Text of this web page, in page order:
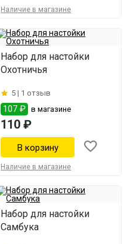
Наличие в магазине
Набор для настойки
Охотничья
5 | 1 отзыв
107 ₽ в магазине
110 ₽
Наличие в магазине
Набор для настойки
Самбука